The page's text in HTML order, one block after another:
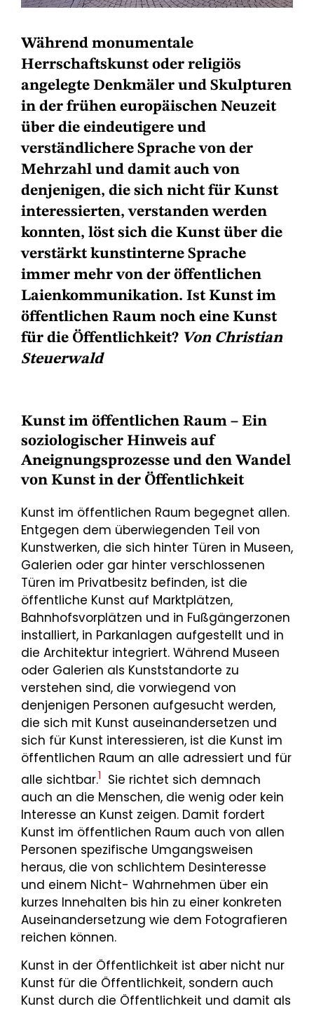
Während monumentale
Herrschaftskunst oder religiös
angelegte Denkmäler und Skulpturen
in der frühen europäischen Neuzeit
über die eindeutigere und
verständlichere Sprache von der
Mehrzahl und damit auch von
denjenigen, die sich nicht für Kunst
interessierten, verstanden werden
konnten, löst sich die Kunst über die
verstärkt kunstinterne Sprache
immer mehr von der öffentlichen
Laienkommunikation. Ist Kunst im
öffentlichen Raum noch eine Kunst
für die Öffentlichkeit? Von Christian
Steuerwald
Kunst im öffentlichen Raum – Ein
soziologischer Hinweis auf
Aneignungsprozesse und den Wandel
von Kunst in der Öffentlichkeit
Kunst im öffentlichen Raum begegnet allen.
Entgegen dem überwiegenden Teil von
Kunstwerken, die sich hinter Türen in Museen,
Galerien oder gar hinter verschlossenen
Türen im Privatbesitz befinden, ist die
öffentliche Kunst auf Marktplätzen,
Bahnhofsvorplätzen und in Fußgängerzonen
installiert, in Parkanlagen aufgestellt und in
die Architektur integriert. Während Museen
oder Galerien als Kunststandorte zu
verstehen sind, die vorwiegend von
denjenigen Personen aufgesucht werden,
die sich mit Kunst auseinandersetzen und
sich für Kunst interessieren, ist die Kunst im
öffentlichen Raum an alle adressiert und für
alle sichtbar.1 Sie richtet sich demnach
auch an die Menschen, die wenig oder kein
Interesse an Kunst zeigen. Damit fordert
Kunst im öffentlichen Raum auch von allen
Personen spezifische Umgangsweisen
heraus, die von schlichtem Desinteresse
und einem Nicht- Wahrnehmen über ein
kurzes Innehalten bis hin zu einer konkreten
Auseinandersetzung wie dem Fotografieren
reichen können.
Kunst in der Öffentlichkeit ist aber nicht nur
Kunst für die Öffentlichkeit, sondern auch
Kunst durch die Öffentlichkeit und damit als